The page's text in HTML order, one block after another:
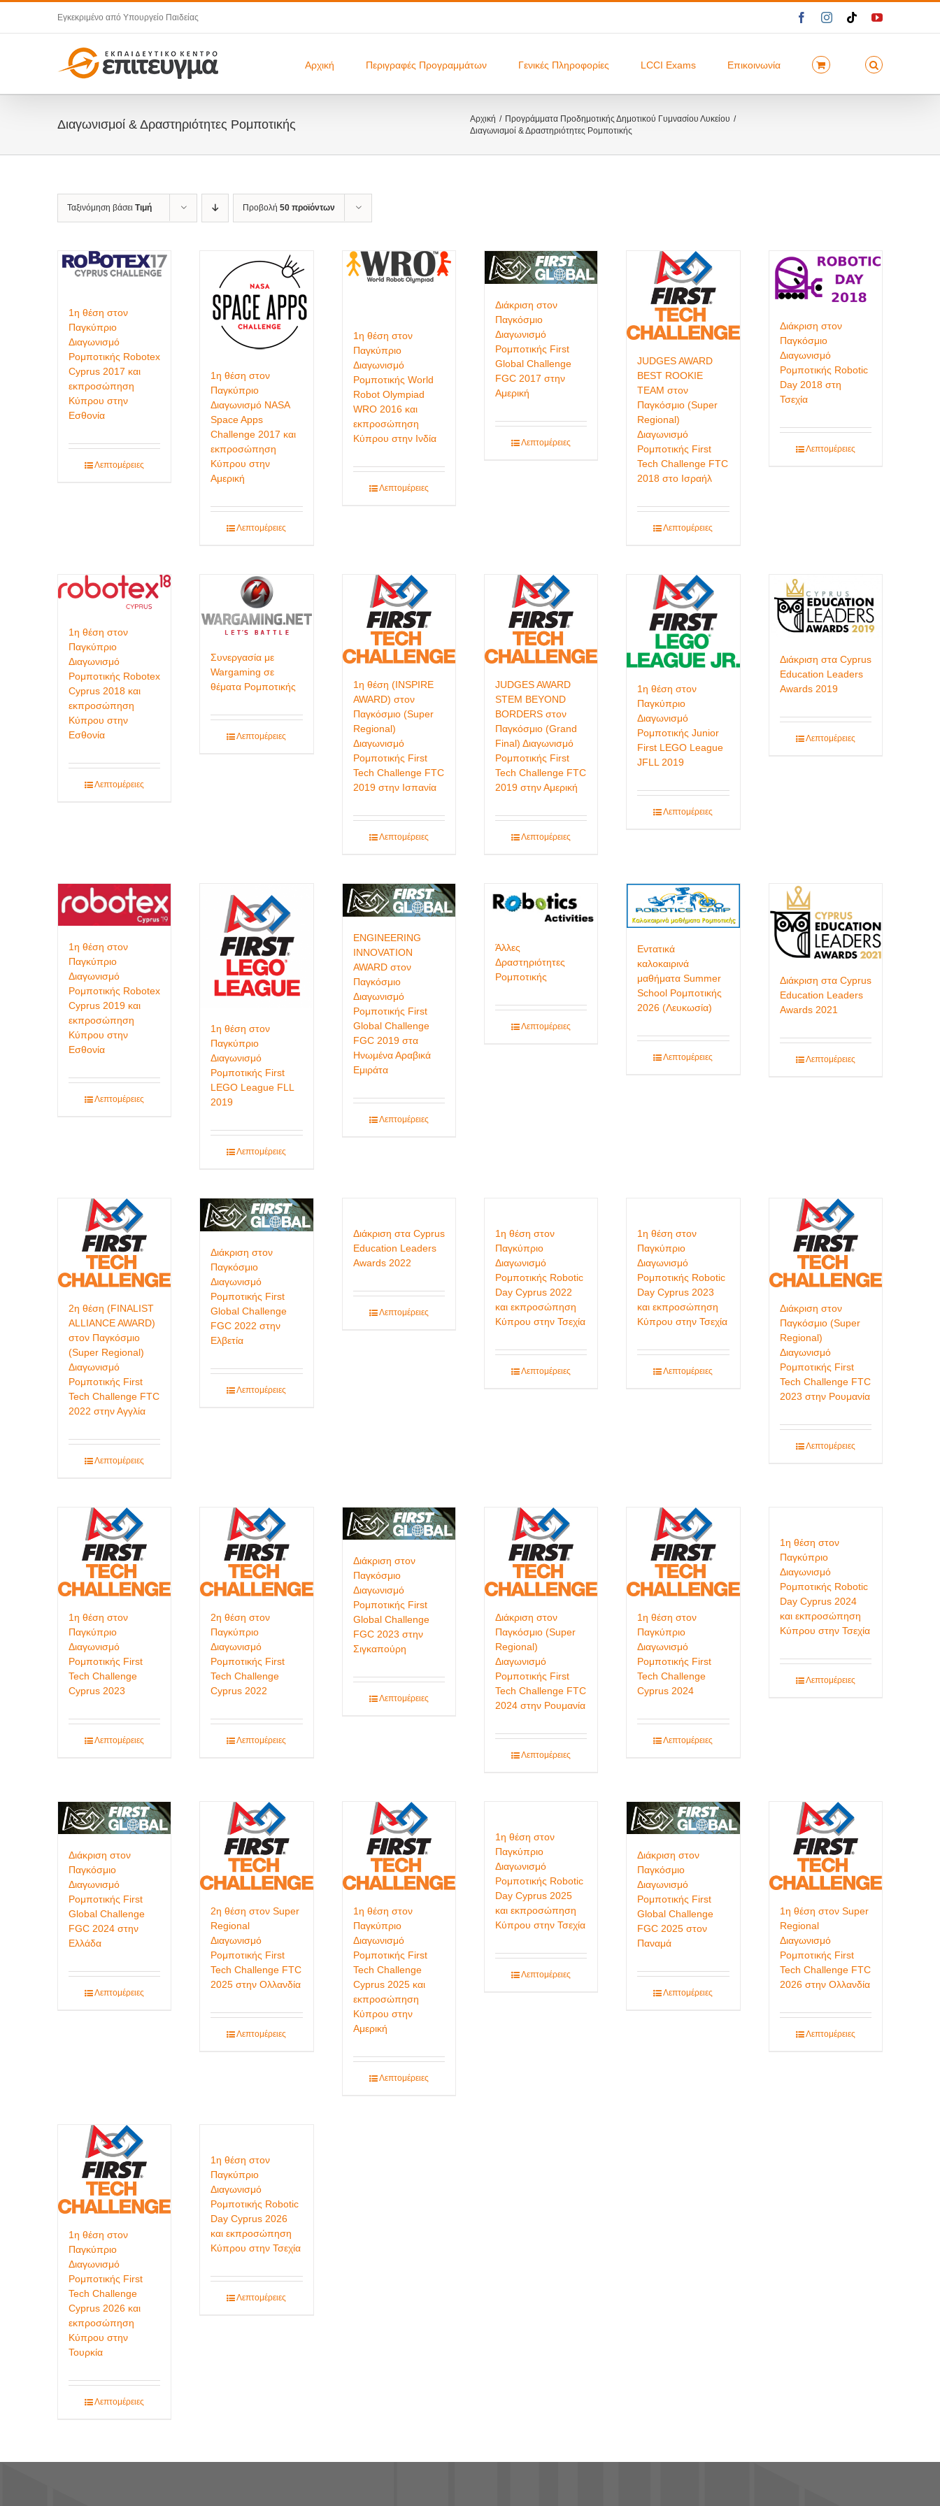
περιεχόμενο
Εγκεκριμένο από Υπουργείο Παιδείας FacebookInstagram
TiktokYouTube
Αρχική Περιγραφές Προγραμμάτων Γενικές Πληροφορίες LCCI Exams Επικοινωνία
Διαγωνισμοί & Δραστηριότητες Ρομποτικής Αρχική
Προγράμματα Προδημοτικής Δημοτικού Γυμνασίου Λυκείου
Διαγωνισμοί & Δραστηριότητες Ρομποτικής
Ταξινόμηση βάσει Τιμή Προβολή 50 προϊόντων
1η θέση στον
Παγκύπριο
Διαγωνισμό
Ρομποτικής Robotex
Cyprus 2017 και
εκπροσώπηση
Κύπρου στην
Εσθονία
Λεπτομέρειες
1η θέση στον
Παγκύπριο
Διαγωνισμό NASA
Space Apps
Challenge 2017 και
εκπροσώπηση
Κύπρου στην
Αμερική
Λεπτομέρειες
1η θέση στον
Παγκύπριο
Διαγωνισμό
Ρομποτικής World
Robot Olympiad
WRO 2016 και
εκπροσώπηση
Κύπρου στην Ινδία
Λεπτομέρειες
Διάκριση στον
Παγκόσμιο
Διαγωνισμό
Ρομποτικής First
Global Challenge
FGC 2017 στην
Αμερική
Λεπτομέρειες
JUDGES AWARD
BEST ROOKIE
TEAM στον
Παγκόσμιο (Super
Regional)
Διαγωνισμό
Ρομποτικής First
Tech Challenge FTC
2018 στο Ισραήλ
Λεπτομέρειες
Διάκριση στον
Παγκόσμιο
Διαγωνισμό
Ρομποτικής Robotic
Day 2018 στη
Τσεχία
Λεπτομέρειες
1η θέση στον
Παγκύπριο
Διαγωνισμό
Ρομποτικής Robotex
Cyprus 2018 και
εκπροσώπηση
Κύπρου στην
Εσθονία
Λεπτομέρειες
Συνεργασία με
Wargaming σε
θέματα Ρομποτικής
Λεπτομέρειες
1η θέση (INSPIRE
AWARD) στον
Παγκόσμιο (Super
Regional)
Διαγωνισμό
Ρομποτικής First
Tech Challenge FTC
2019 στην Ισπανία
Λεπτομέρειες
JUDGES AWARD
STEM BEYOND
BORDERS στον
Παγκόσμιο (Grand
Final) Διαγωνισμό
Ρομποτικής First
Tech Challenge FTC
2019 στην Αμερική
Λεπτομέρειες
1η θέση στον
Παγκύπριο
Διαγωνισμό
Ρομποτικής Junior
First LEGO League
JFLL 2019
Λεπτομέρειες
Διάκριση στα Cyprus
Education Leaders
Awards 2019
Λεπτομέρειες
1η θέση στον
Παγκύπριο
Διαγωνισμό
Ρομποτικής Robotex
Cyprus 2019 και
εκπροσώπηση
Κύπρου στην
Εσθονία
Λεπτομέρειες
1η θέση στον
Παγκύπριο
Διαγωνισμό
Ρομποτικής First
LEGO League FLL
2019
Λεπτομέρειες
ENGINEERING
INNOVATION
AWARD στον
Παγκόσμιο
Διαγωνισμό
Ρομποτικής First
Global Challenge
FGC 2019 στα
Ηνωμένα Αραβικά
Εμιράτα
Λεπτομέρειες
Άλλες
Δραστηριότητες
Ρομποτικής
Λεπτομέρειες
Εντατικά
καλοκαιρινά
μαθήματα Summer
School Ρομποτικής
2026 (Λευκωσία)
Λεπτομέρειες
Διάκριση στα Cyprus
Education Leaders
Awards 2021
Λεπτομέρειες
2η θέση (FINALIST
ALLIANCE AWARD)
στον Παγκόσμιο
(Super Regional)
Διαγωνισμό
Ρομποτικής First
Tech Challenge FTC
2022 στην Αγγλία
Λεπτομέρειες
Διάκριση στον
Παγκόσμιο
Διαγωνισμό
Ρομποτικής First
Global Challenge
FGC 2022 στην
Ελβετία
Λεπτομέρειες
Διάκριση στα Cyprus
Education Leaders
Awards 2022
Λεπτομέρειες
1η θέση στον
Παγκύπριο
Διαγωνισμό
Ρομποτικής Robotic
Day Cyprus 2022
και εκπροσώπηση
Κύπρου στην Τσεχία
Λεπτομέρειες
1η θέση στον
Παγκύπριο
Διαγωνισμό
Ρομποτικής Robotic
Day Cyprus 2023
και εκπροσώπηση
Κύπρου στην Τσεχία
Λεπτομέρειες
Διάκριση στον
Παγκόσμιο (Super
Regional)
Διαγωνισμό
Ρομποτικής First
Tech Challenge FTC
2023 στην Ρουμανία
Λεπτομέρειες
1η θέση στον
Παγκύπριο
Διαγωνισμό
Ρομποτικής First
Tech Challenge
Cyprus 2023
Λεπτομέρειες
2η θέση στον
Παγκύπριο
Διαγωνισμό
Ρομποτικής First
Tech Challenge
Cyprus 2022
Λεπτομέρειες
Διάκριση στον
Παγκόσμιο
Διαγωνισμό
Ρομποτικής First
Global Challenge
FGC 2023 στην
Σιγκαπούρη
Λεπτομέρειες
Διάκριση στον
Παγκόσμιο (Super
Regional)
Διαγωνισμό
Ρομποτικής First
Tech Challenge FTC
2024 στην Ρουμανία
Λεπτομέρειες
1η θέση στον
Παγκύπριο
Διαγωνισμό
Ρομποτικής First
Tech Challenge
Cyprus 2024
Λεπτομέρειες
1η θέση στον
Παγκύπριο
Διαγωνισμό
Ρομποτικής Robotic
Day Cyprus 2024
και εκπροσώπηση
Κύπρου στην Τσεχία
Λεπτομέρειες
Διάκριση στον
Παγκόσμιο
Διαγωνισμό
Ρομποτικής First
Global Challenge
FGC 2024 στην
Ελλάδα
Λεπτομέρειες
2η θέση στον Super
Regional
Διαγωνισμό
Ρομποτικής First
Tech Challenge FTC
2025 στην Ολλανδία
Λεπτομέρειες
1η θέση στον
Παγκύπριο
Διαγωνισμό
Ρομποτικής First
Tech Challenge
Cyprus 2025 και
εκπροσώπηση
Κύπρου στην
Αμερική
Λεπτομέρειες
1η θέση στον
Παγκύπριο
Διαγωνισμό
Ρομποτικής Robotic
Day Cyprus 2025
και εκπροσώπηση
Κύπρου στην Τσεχία
Λεπτομέρειες
Διάκριση στον
Παγκόσμιο
Διαγωνισμό
Ρομποτικής First
Global Challenge
FGC 2025 στον
Παναμά
Λεπτομέρειες
1η θέση στον Super
Regional
Διαγωνισμό
Ρομποτικής First
Tech Challenge FTC
2026 στην Ολλανδία
Λεπτομέρειες
1η θέση στον
Παγκύπριο
Διαγωνισμό
Ρομποτικής First
Tech Challenge
Cyprus 2026 και
εκπροσώπηση
Κύπρου στην
Τουρκία
Λεπτομέρειες
1η θέση στον
Παγκύπριο
Διαγωνισμό
Ρομποτικής Robotic
Day Cyprus 2026
και εκπροσώπηση
Κύπρου στην Τσεχία
Λεπτομέρειες